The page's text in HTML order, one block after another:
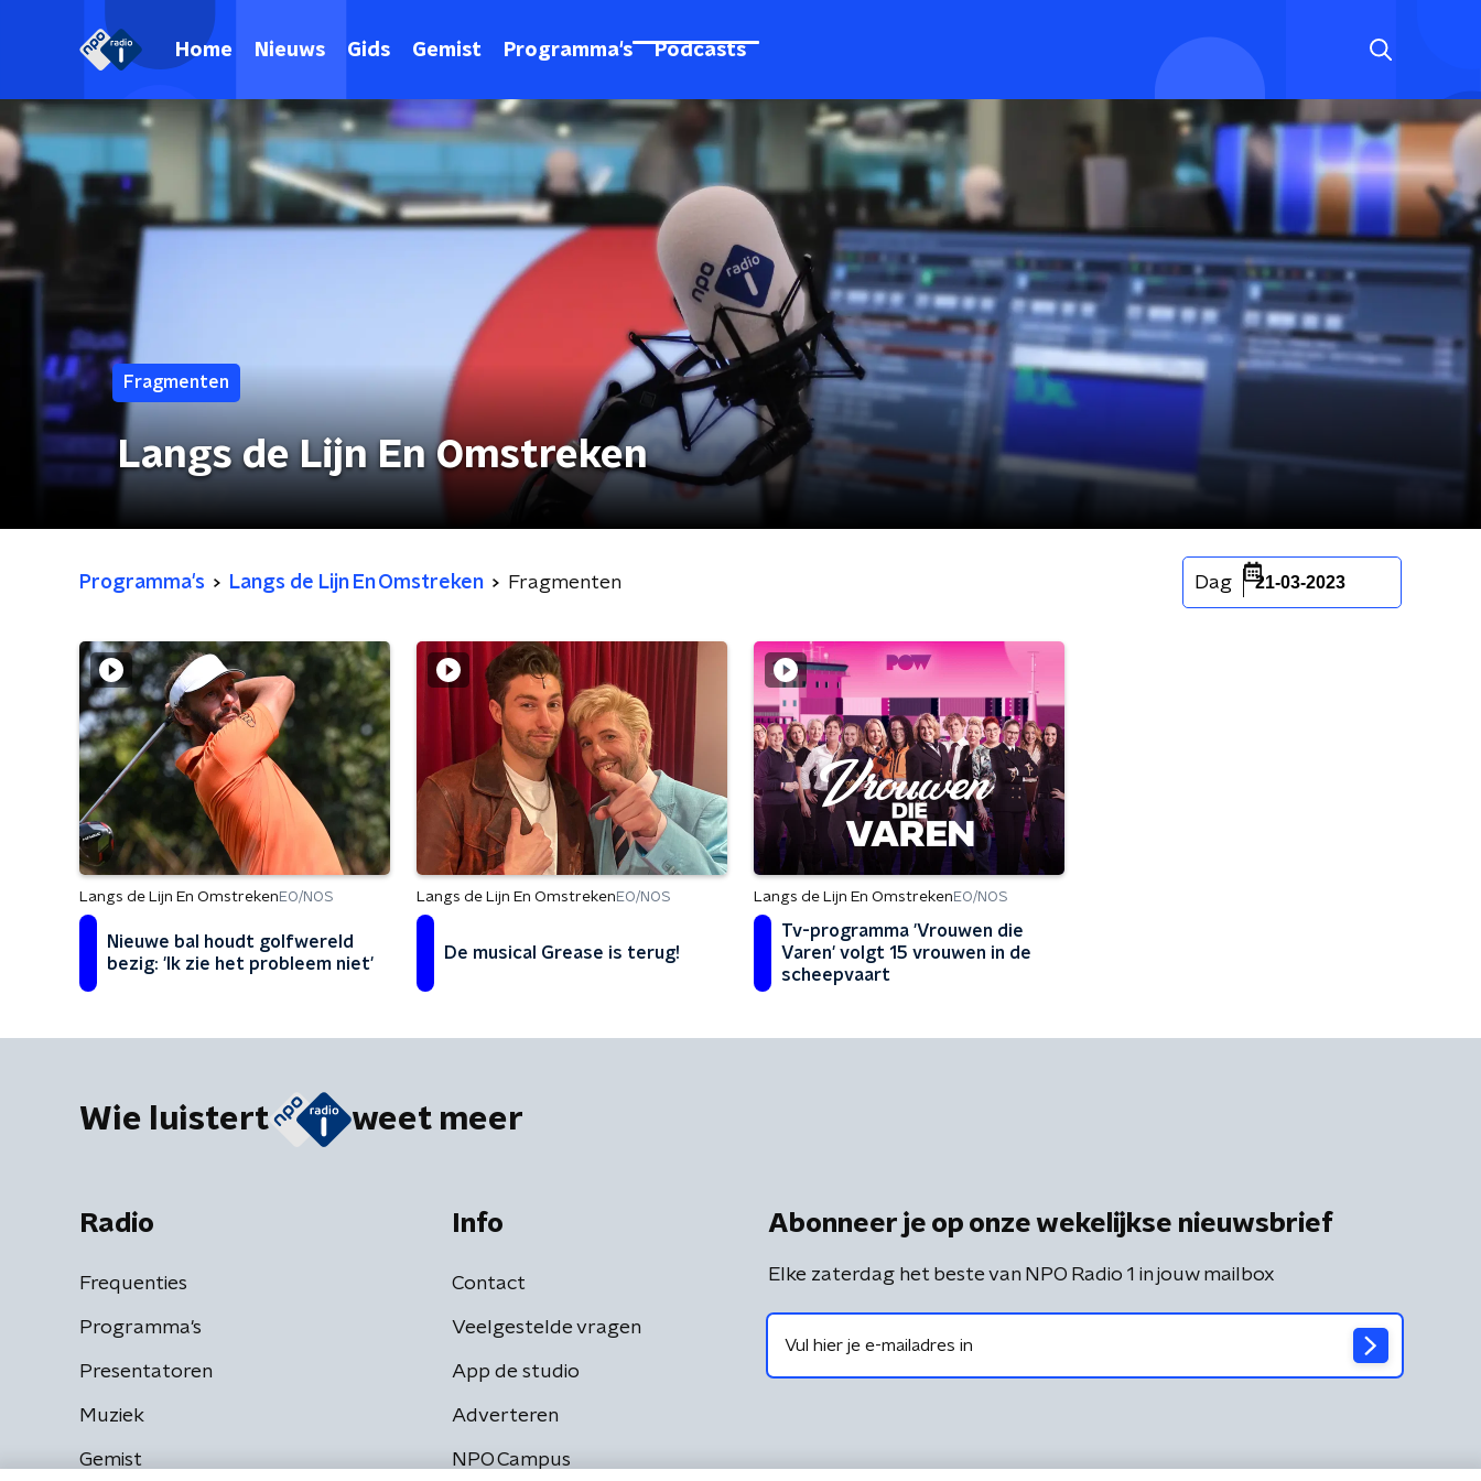
Home Nieuws Gids Gemist Programma's Podcasts
Fragmenten
Langs de Lijn En Omstreken
Programma's Langs de Lijn En Omstreken Fragmenten Dag 21-03-2023
Langs de Lijn En Omstreken EO/NOS
Nieuwe bal houdt golfwereld
bezig: 'Ik zie het probleem niet'
Langs de Lijn En Omstreken EO/NOS
De musical Grease is terug!
Langs de Lijn En Omstreken EO/NOS
Tv-programma 'Vrouwen die
Varen' volgt 15 vrouwen in de
scheepvaart
Wie luistert weet meer
Radio
Frequenties
Programma's
Presentatoren
Muziek
Gemist
Info
Contact
Veelgestelde vragen
App de studio
Adverteren
NPO Campus
Abonneer je op onze wekelijkse nieuwsbrief
Elke zaterdag het beste van NPO Radio 1 in jouw mailbox